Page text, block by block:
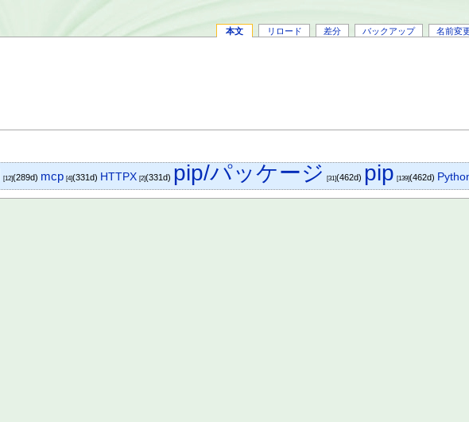
本文 リロード 差分 バックアップ 名前変
[12](289d) mcp [4](331d) HTTPX [2](331d) pip/パッケージ [31](462d) pip [139](462d)